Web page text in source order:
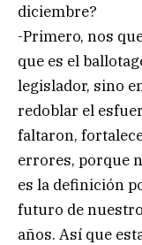
diciembre?
-Primero, nos
que es el
legislador, sino
redoblar el
faltaron,
errores, porque
es la definición
futuro de
años. Así que